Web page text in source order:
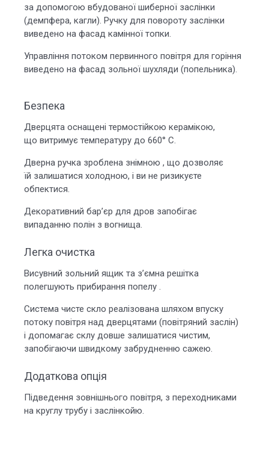
за допомогою вбудованої шиберної заслінки
(демпфера, кагли). Ручку для повороту заслінки
виведено на фасад камінної топки.
Управління потоком первинного повітря для горіння
виведено на фасад зольної шухляди (попельника).
Безпека
Дверцята оснащені термостійкою керамікою,
що витримує температуру до 660° С.
Дверна ручка зроблена знімною , що дозволяє
їй залишатися холодною, і ви не ризикуєте
обпектися.
Декоративний бар’єр для дров запобігає
випаданню полін з вогнища.
Легка очистка
Висувний зольний ящик та з’ємна решітка
полегшують прибирання попелу .
Система чисте скло реалізована шляхом впуску
потоку повітря над дверцятами (повітряний заслін)
і допомагає склу довше залишатися чистим,
запобігаючи швидкому забрудненню сажею.
Додаткова опція
Підведення зовнішнього повітря, з переходниками
на круглу трубу і заслінкойю.